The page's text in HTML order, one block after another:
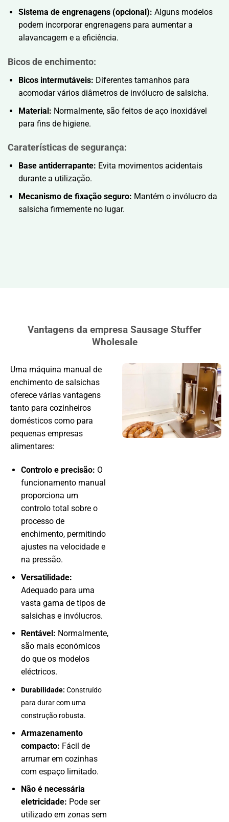
Sistema de engrenagens (opcional): Alguns modelos
podem incorporar engrenagens para aumentar a
alavancagem e a eficiência.
Bicos de enchimento:
Bicos intermutáveis: Diferentes tamanhos para
acomodar vários diâmetros de invólucro de salsicha.
Material: Normalmente, são feitos de aço inoxidável
para fins de higiene.
Caraterísticas de segurança:
Base antiderrapante: Evita movimentos acidentais
durante a utilização.
Mecanismo de fixação seguro: Mantém o invólucro da
salsicha firmemente no lugar.
Vantagens da empresa Sausage Stuffer
Wholesale
Uma máquina manual de
enchimento de salsichas
oferece várias vantagens
tanto para cozinheiros
domésticos como para
pequenas empresas
alimentares:
Controlo e precisão: O
funcionamento manual
proporciona um
controlo total sobre o
processo de
enchimento, permitindo
ajustes na velocidade e
na pressão.
Versatilidade:
Adequado para uma
vasta gama de tipos de
salsichas e invólucros.
Rentável: Normalmente,
são mais económicos
do que os modelos
eléctricos.
Durabilidade: Construído
para durar com uma
construção robusta.
Armazenamento
compacto: Fácil de
arrumar em cozinhas
com espaço limitado.
Não é necessária
eletricidade: Pode ser
utilizado em zonas sem